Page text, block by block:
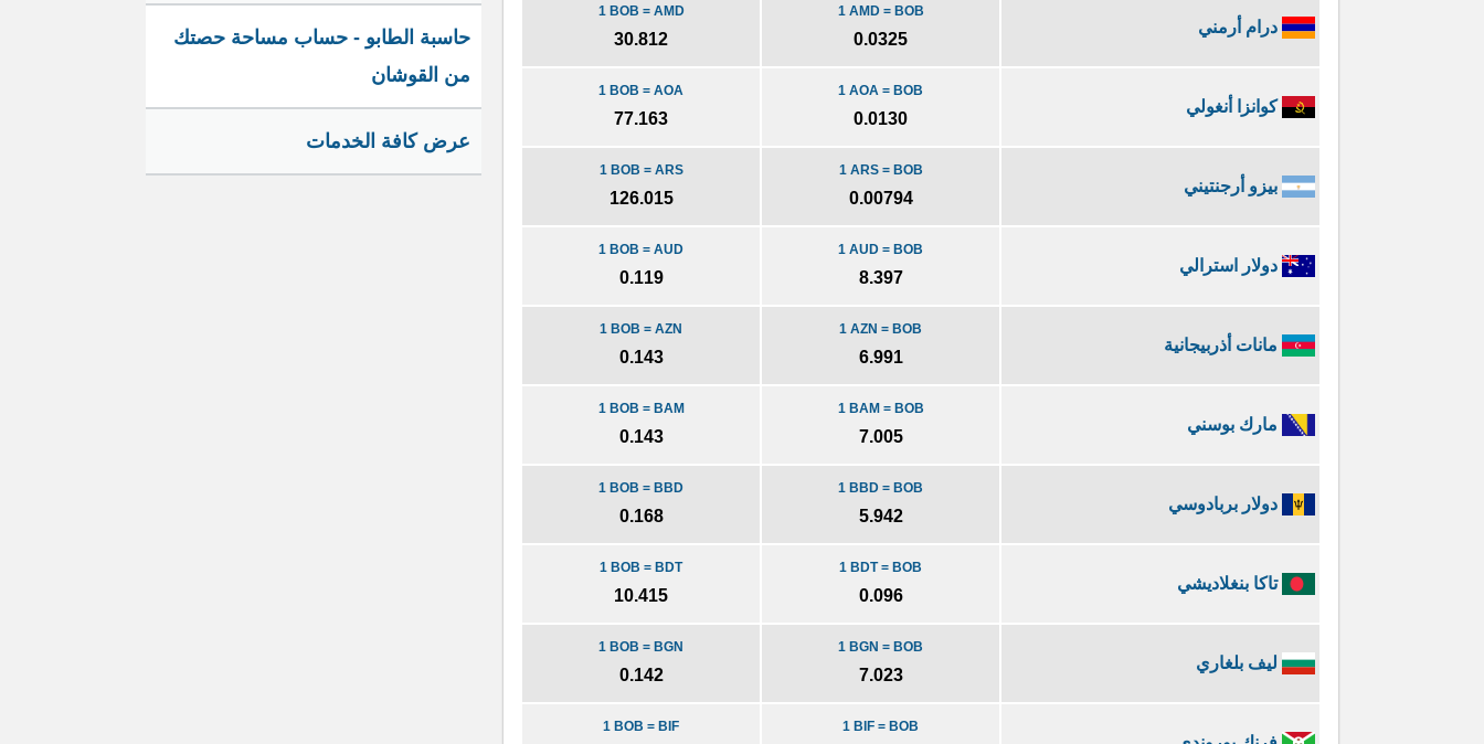
درام أرمني
1 AMD = BOB
0.0325
1 BOB = AMD
30.812
كوانزا أنغولي
1 AOA = BOB
0.0130
1 BOB = AOA
77.163
بيزو أرجنتيني
1 ARS = BOB
0.00794
1 BOB = ARS
126.015
دولار استرالي
1 AUD = BOB
8.397
1 BOB = AUD
0.119
مانات أذربيجانية
1 AZN = BOB
6.991
1 BOB = AZN
0.143
مارك بوسني
1 BAM = BOB
7.005
1 BOB = BAM
0.143
دولار بربادوسي
1 BBD = BOB
5.942
1 BOB = BBD
0.168
تاكا بنغلاديشي
1 BDT = BOB
0.096
1 BOB = BDT
10.415
ليف بلغاري
1 BGN = BOB
7.023
1 BOB = BGN
0.142
1 BIF = BOB
1 BOB = BIF
حاسبة الطابو - حساب مساحة حصتك
من القوشان
عرض كافة الخدمات